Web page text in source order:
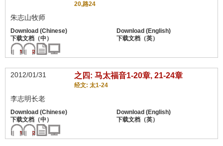
20,路24
朱志山牧师
2012/01/31 之四: 马太福音1-20章, 21-24章
经文: 太1-24
李志明长老